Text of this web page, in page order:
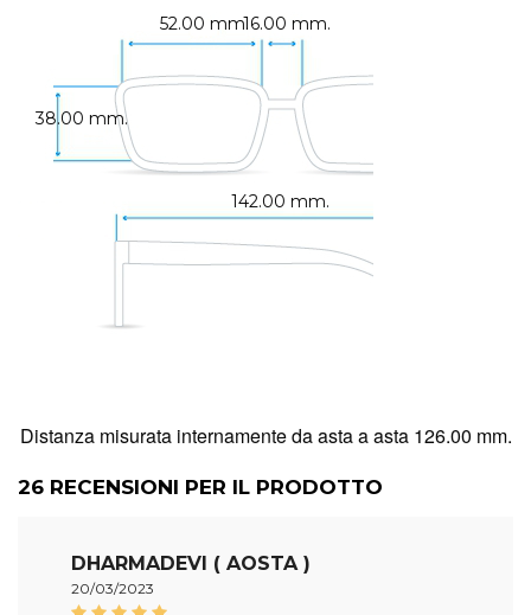
52.00 mm.16.00 mm.
142.00 mm.
38.00 mm.
Distanza misurata internamente da asta a asta 126.00 mm.
26 RECENSIONI PER IL PRODOTTO
DHARMADEVI ( AOSTA )
20/03/2023